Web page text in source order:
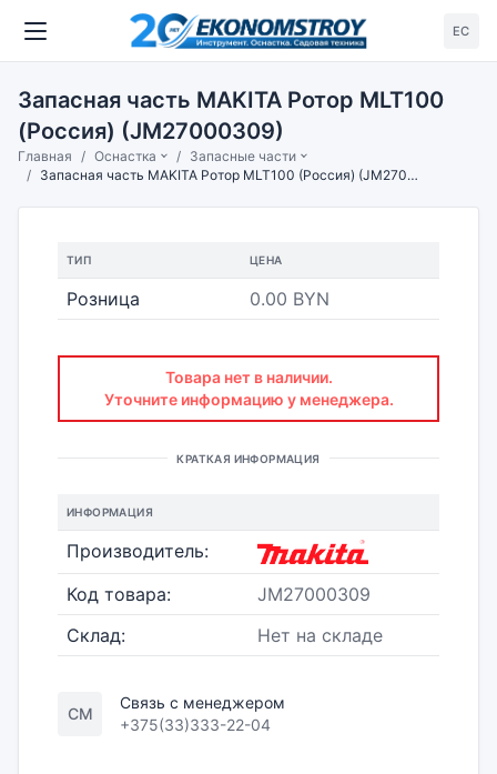
ЕС
Запасная часть MAKITA Ротор MLT100
(Россия) (JM27000309)
Главная Оснастка
Запасные части
Запасная часть MAKITA Ротор MLT100 (Россия) (JM27000309)
ТИП ЦЕНА
Розница 0.00 BYN
Товара нет в наличии.
Уточните информацию у менеджера.
КРАТКАЯ ИНФОРМАЦИЯ
ИНФОРМАЦИЯ
Производитель:
Код товара:
JM27000309
Склад:
Нет на складе
СМ
Связь с менеджером
+375(33)333-22-04